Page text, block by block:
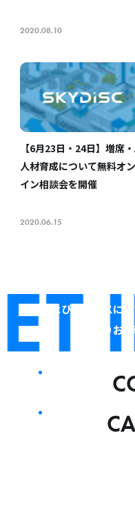
2020.08.10
【6月23日・24日】増席
人材育成について無料オ
イン相談会を開催
2020.06.15
当社およびサービスに
下記よりお